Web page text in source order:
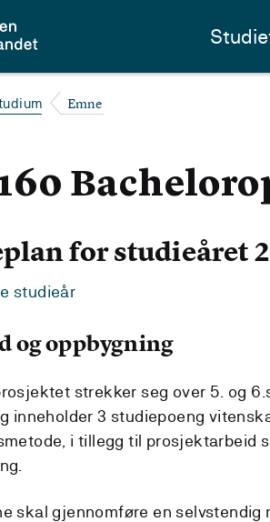
Emne
for studieåret
studieår
og oppbygning
strekker seg over 5. og
inneholder 3 studiepoeng
i tillegg til prosjektarbeid
skal gjennomføre en selvstendig